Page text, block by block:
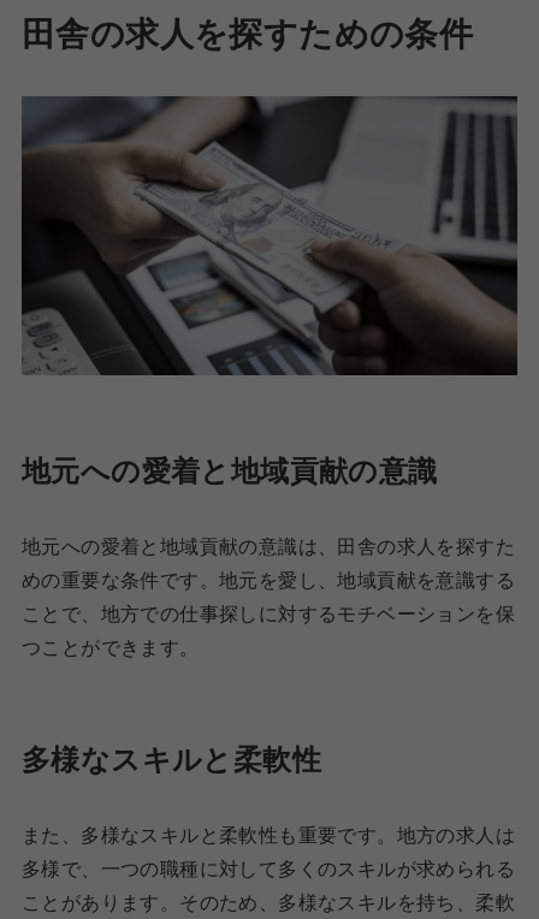
田舎の求人を探すための条件
地元への愛着と地域貢献の意識
地元への愛着と地域貢献の意識は、田舎の求人を探すた
めの重要な条件です。地元を愛し、地域貢献を意識する
ことで、地方での仕事探しに対するモチベーションを保
つことができます。
多様なスキルと柔軟性
また、多様なスキルと柔軟性も重要です。地方の求人は
多様で、一つの職種に対して多くのスキルが求められる
ことがあります。そのため、多様なスキルを持ち、柔軟